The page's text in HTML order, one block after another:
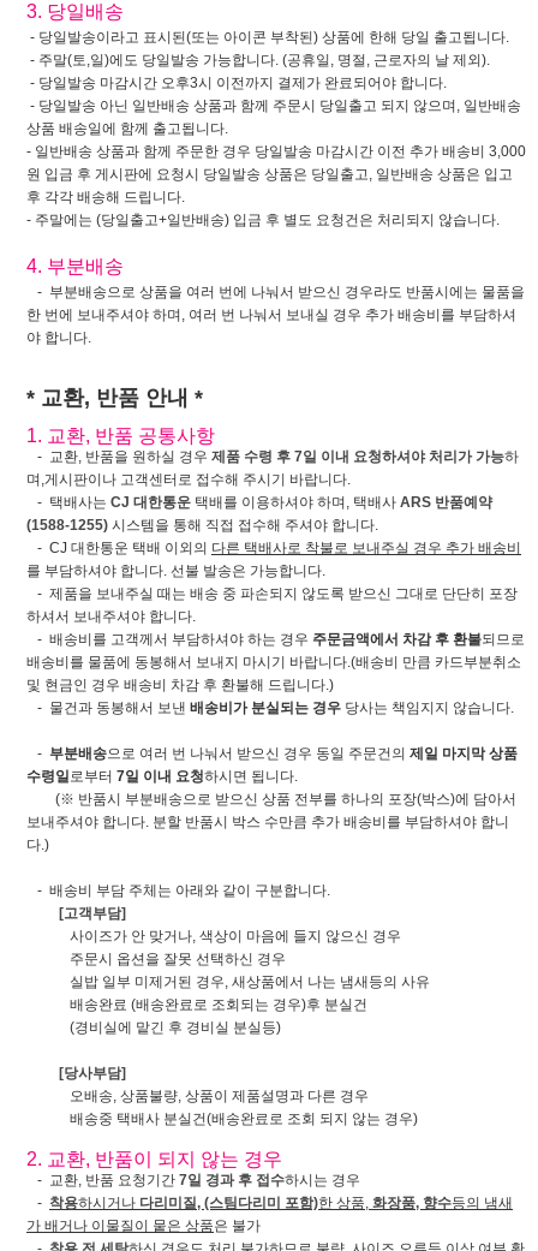
3. 당일배송
- 당일발송이라고 표시된(또는 아이콘 부착된) 상품에 한해 당일 출고됩니다.
- 주말(토,일)에도 당일발송 가능합니다. (공휴일, 명절, 근로자의 날 제외).
- 당일발송 마감시간 오후3시 이전까지 결제가 완료되어야 합니다.
- 당일발송 아닌 일반배송 상품과 함께 주문시 당일출고 되지 않으며, 일반배송
상품 배송일에 함께 출고됩니다.
- 일반배송 상품과 함께 주문한 경우 당일발송 마감시간 이전 추가 배송비 3,000
원 입금 후 게시판에 요청시 당일발송 상품은 당일출고, 일반배송 상품은 입고
후 각각 배송해 드립니다.
- 주말에는 (당일출고+일반배송) 입금 후 별도 요청건은 처리되지 않습니다.
4. 부분배송
- 부분배송으로 상품을 여러 번에 나눠서 받으신 경우라도 반품시에는 물품을
한 번에 보내주셔야 하며, 여러 번 나눠서 보내실 경우 추가 배송비를 부담하셔
야 합니다.
* 교환, 반품 안내 *
1. 교환, 반품 공통사항
- 교환, 반품을 원하실 경우 제품 수령 후 7일 이내 요청하셔야 처리가 가능하
며,게시판이나 고객센터로 접수해 주시기 바랍니다.
- 택배사는 CJ 대한통운 택배를 이용하셔야 하며, 택배사 ARS 반품예약
(1588-1255) 시스템을 통해 직접 접수해 주셔야 합니다.
- CJ 대한통운 택배 이외의 다른 택배사로 착불로 보내주실 경우 추가 배송비
를 부담하셔야 합니다. 선불 발송은 가능합니다.
- 제품을 보내주실 때는 배송 중 파손되지 않도록 받으신 그대로 단단히 포장
하셔서 보내주셔야 합니다.
- 배송비를 고객께서 부담하셔야 하는 경우 주문금액에서 차감 후 환불되므로
배송비를 물품에 동봉해서 보내지 마시기 바랍니다.(배송비 만큼 카드부분취소
및 현금인 경우 배송비 차감 후 환불해 드립니다.)
- 물건과 동봉해서 보낸 배송비가 분실되는 경우 당사는 책임지지 않습니다.
- 부분배송으로 여러 번 나눠서 받으신 경우 동일 주문건의 제일 마지막 상품
수령일로부터 7일 이내 요청하시면 됩니다.
(※ 반품시 부분배송으로 받으신 상품 전부를 하나의 포장(박스)에 담아서
보내주셔야 합니다. 분할 반품시 박스 수만큼 추가 배송비를 부담하셔야 합니
다.)
- 배송비 부담 주체는 아래와 같이 구분합니다.
[고객부담]
사이즈가 안 맞거나, 색상이 마음에 들지 않으신 경우
주문시 옵션을 잘못 선택하신 경우
실밥 일부 미제거된 경우, 새상품에서 나는 냄새등의 사유
배송완료 (배송완료로 조회되는 경우)후 분실건
(경비실에 맡긴 후 경비실 분실등)
[당사부담]
오배송, 상품불량, 상품이 제품설명과 다른 경우
배송중 택배사 분실건(배송완료로 조회 되지 않는 경우)
2. 교환, 반품이 되지 않는 경우
- 교환, 반품 요청기간 7일 경과 후 접수하시는 경우
- 착용하시거나 다리미질, (스팀다리미 포함)한 상품, 화장품, 향수등의 냄새
가 배거나 이물질이 뭍은 상품은 불가